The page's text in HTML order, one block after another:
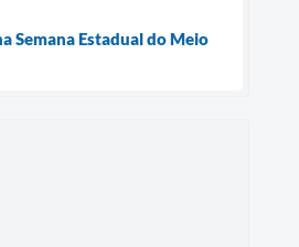
Semana Estadual do Meio